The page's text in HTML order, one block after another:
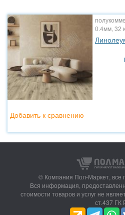
0.4мм, 32
Добавить к сравнению
© Компания Пол-Маркет, все
Вся информация,
стоимости товаров и услуг не
ст.437 ГК